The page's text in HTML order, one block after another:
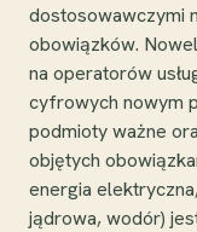
dostosowawczymi
obowiązków.
na operatorów
cyfrowych nowym
podmioty ważne
objętych
energia
jądrowa, wodór)